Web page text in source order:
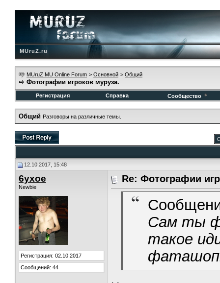
MUruZ.ru
MUruZ MU Online Forum > Основной > Общий
Фотографии игроков муруза.
Регистрация Справка Сообщество
Общий Разговоры на различные темы.
12.10.2017, 15:48
6yxoe
Newbie
Регистрация: 02.10.2017
Сообщений: 44
Re: Фотографии
Сам ты
такое